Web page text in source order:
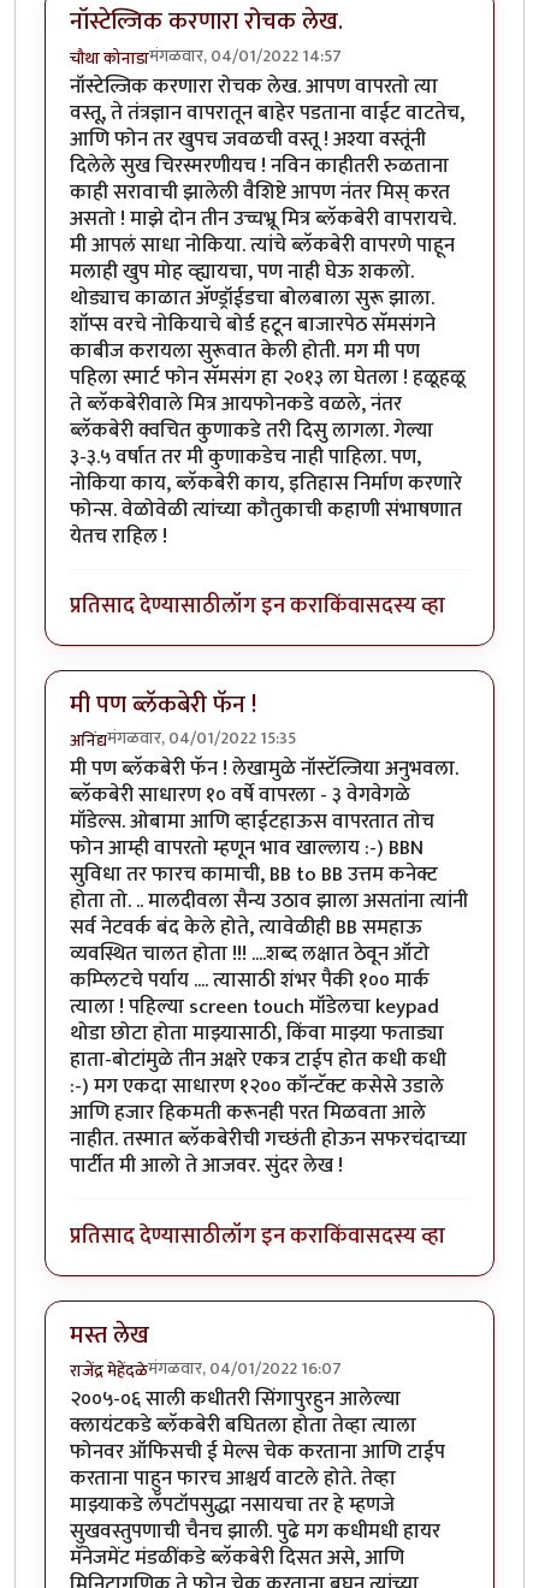
नॉस्टेल्जिक करणारा रोचक लेख.
चौथा कोनाडामंगळवार, 04/01/2022 14:57
नॉस्टेल्जिक करणारा रोचक लेख. आपण वापरतो त्या
वस्तू, ते तंत्रज्ञान वापरातून बाहेर पडताना वाईट वाटतेच,
आणि फोन तर खुपच जवळची वस्तू ! अश्या वस्तूंनी
दिलेले सुख चिरस्मरणीयच ! नविन काहीतरी रुळताना
काही सरावाची झालेली वैशिष्टे आपण नंतर मिस् करत
असतो ! माझे दोन तीन उच्चभ्रू मित्र ब्लॅकबेरी वापरायचे.
मी आपलं साधा नोकिया. त्यांचे ब्लॅकबेरी वापरणे पाहून
मलाही खुप मोह व्ह्यायचा, पण नाही घेऊ शकलो.
थोड्याच काळात अ‍ॅण्ड्रॉईडचा बोलबाला सुरू झाला.
शॉप्स वरचे नोकियाचे बोर्ड हटून बाजारपेठ सॅमसंगने
काबीज करायला सुरूवात केली होती. मग मी पण
पहिला स्मार्ट फोन सॅमसंग हा २०१३ ला घेतला ! हळूहळू
ते ब्लॅकबेरीवाले मित्र आयफोनकडे वळले, नंतर
ब्लॅकबेरी क्वचित कुणाकडे तरी दिसु लागला. गेल्या
३-३.५ वर्षात तर मी कुणाकडेच नाही पाहिला. पण,
नोकिया काय, ब्लॅकबेरी काय, इतिहास निर्माण करणारे
फोन्स. वेळोवेळी त्यांच्या कौतुकाची कहाणी संभाषणात
येतच राहिल !
प्रतिसाद देण्यासाठीलॉग इन कराकिंवासदस्य व्हा
मी पण ब्लॅकबेरी फॅन !
अनिंद्यमंगळवार, 04/01/2022 15:35
मी पण ब्लॅकबेरी फॅन ! लेखामुळे नॉस्टॅल्जिया अनुभवला.
ब्लॅकबेरी साधारण १० वर्षे वापरला - ३ वेगवेगळे
मॉडेल्स. ओबामा आणि व्हाईटहाऊस वापरतात तोच
फोन आम्ही वापरतो म्हणून भाव खाल्लाय :-) BBN
सुविधा तर फारच कामाची, BB to BB उत्तम कनेक्ट
होता तो. .. मालदीवला सैन्य उठाव झाला असतांना त्यांनी
सर्व नेटवर्क बंद केले होते, त्यावेळीही BB समहाऊ
व्यवस्थित चालत होता !!! ....शब्द लक्षात ठेवून ऑटो
कम्प्लिटचे पर्याय .... त्यासाठी शंभर पैकी १०० मार्क
त्याला ! पहिल्या screen touch मॉडेलचा keypad
थोडा छोटा होता माझ्यासाठी, किंवा माझ्या फताड्या
हाता-बोटांमुळे तीन अक्षरे एकत्र टाईप होत कधी कधी
:-) मग एकदा साधारण १२०० कॉन्टॅक्ट कसेसे उडाले
आणि हजार हिकमती करूनही परत मिळवता आले
नाहीत. तस्मात ब्लॅकबेरीची गच्छंती होऊन सफरचंदाच्या
पार्टीत मी आलो ते आजवर. सुंदर लेख !
प्रतिसाद देण्यासाठीलॉग इन कराकिंवासदस्य व्हा
मस्त लेख
राजेंद्र मेहेंदळेमंगळवार, 04/01/2022 16:07
२००५-०६ साली कधीतरी सिंगापुरहुन आलेल्या
क्लायंटकडे ब्लॅकबेरी बघितला होता तेव्हा त्याला
फोनवर ऑफिसची ई मेल्स चेक करताना आणि टाईप
करताना पाहुन फारच आश्चर्य वाटले होते. तेव्हा
माझ्याकडे लॅपटॉपसुद्धा नसायचा तर हे म्हणजे
सुखवस्तुपणाची चैनच झाली. पुढे मग कधीमधी हायर
मॅनेजमेंट मंडळींकडे ब्लॅकबेरी दिसत असे, आणि